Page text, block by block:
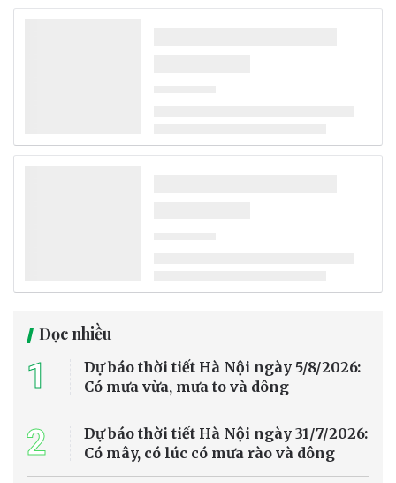
Thủ tướng Lê Minh Hưng làm Trưởng Ban
Bộ Chính trị quyết định phân công, kiện toàn Ban Chỉ đạo Trung
ương về phát triển khoa học, công nghệ, đổi mới sáng tạo và
chuyển đổi số gồm 31 đồng chí, trong đó Thủ tướng Lê Minh Hưng
làm Trưởng Ban.
Nhiều tuyến sông huyết mạch ở châu Âu cạn